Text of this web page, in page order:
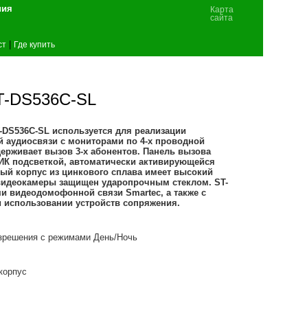
Карта
сайта
Где купить
DS536C-SL
SL используется для реализации
аудиосвязи с мониторами по 4-х проводной
вызов 3-х абонентов. Панель вызова
подсветкой, автоматически активирующейся
корпус из цинкового сплава имеет высокий
защищен ударопрочным стеклом. ST-
видеодомофонной связи Smartec, а также с
устройств сопряжения.
с режимами День/Ночь